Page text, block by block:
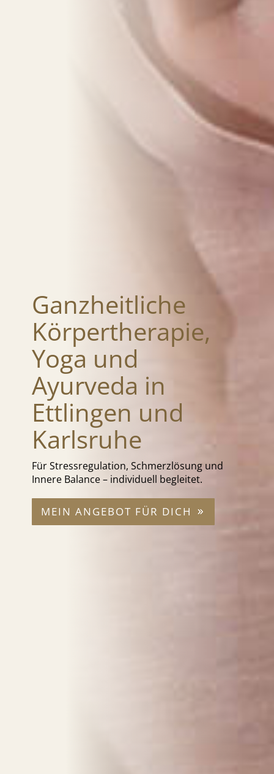
Ganzheitliche
Körpertherapie,
Yoga und
Ayurveda in
Ettlingen und
Karlsruhe
Für Stressregulation, Schmerzlösung und
Innere Balance – individuell begleitet.
MEIN ANGEBOT FÜR DICH